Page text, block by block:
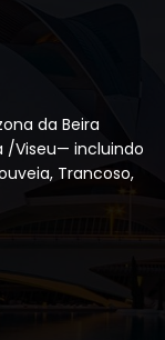
da Beira
/Viseu— incluindo
Trancoso,